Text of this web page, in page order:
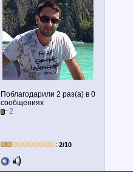
Поблагодарили 2 раз(а) в 0
сообщениях
~2
: 2/10